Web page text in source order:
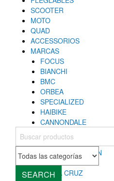
SCOOTER
MOTO
QUAD
ACCESSORIOS
MARCAS
FOCUS
BIANCHI
BMC
ORBEA
SPECIALIZED
HAIBIKE
CANNONDALE
COLNAGO
MONDRAKER
ROCKY MOUNTAIN
CUBE
SANTA CRUZ
SEARCH